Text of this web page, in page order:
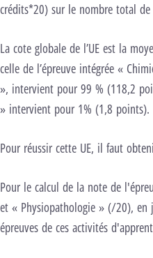
crédits*20) sur le nombre total
La cote globale de l’UE est la
celle de l’épreuve intégrée «
», intervient pour 99 % (118,2
» intervient pour 1% (1,8 points).
Pour réussir cette UE, il faut
Pour le calcul de la note de
et « Physiopathologie » (/20), en
épreuves de ces activités